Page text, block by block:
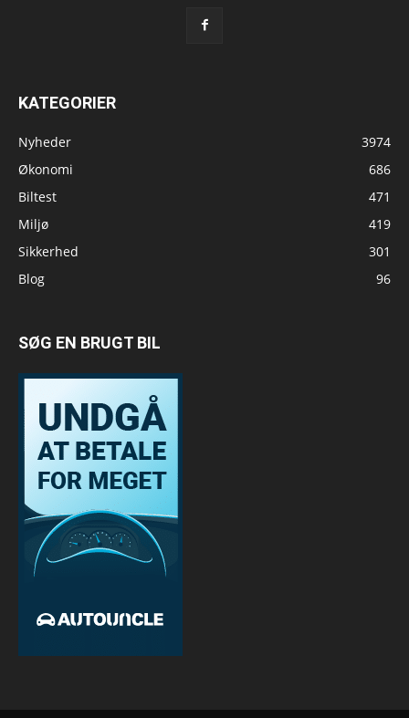
KATEGORIER
Nyheder
3974
Økonomi
686
Biltest
471
Miljø
419
Sikkerhed
301
Blog
96
SØG EN BRUGT BIL